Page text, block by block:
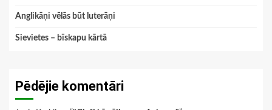
Anglikāņi vēlās būt luterāņi
Sievietes – bīskapu kārtā
Pēdējie komentāri